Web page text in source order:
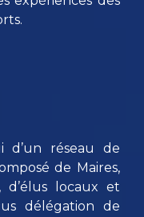
d’un réseau de
de Maires,
d’élus locaux et
délégation de